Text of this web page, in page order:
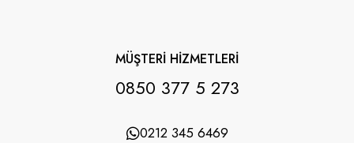
MÜŞTERİ HİZMETLERİ
0850 377 5 273
0212 345 6469